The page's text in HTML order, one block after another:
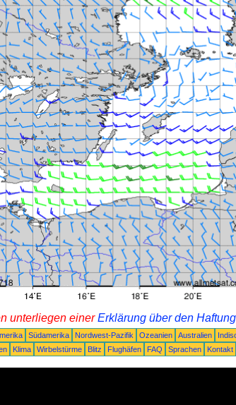
unterliegen einerErklärung über den
Südamerika Nordwest-Pazifik Ozeanien Australien
Klima Wirbelstürme Blitz Flughäfen FAQ Sprachen Kontakt